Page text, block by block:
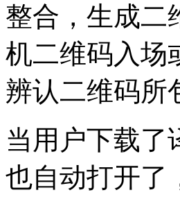
整合，生成二
机二维码入场
辨认二维码所
当用户下载了
也自动打开了